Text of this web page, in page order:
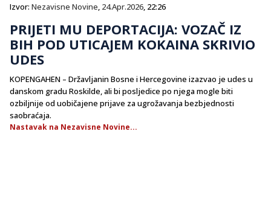
Izvor: Nezavisne Novine, 24.Apr.2026, 22:26
PRIJETI MU DEPORTACIJA: VOZAČ IZ
BIH POD UTICAJEM KOKAINA SKRIVIO
UDES
KOPENGAHEN – Državljanin Bosne i Hercegovine izazvao je udes u
danskom gradu Roskilde, ali bi posljedice po njega mogle biti
ozbiljnije od uobičajene prijave za ugrožavanja bezbjednosti
saobraćaja.
Nastavak na Nezavisne Novine...